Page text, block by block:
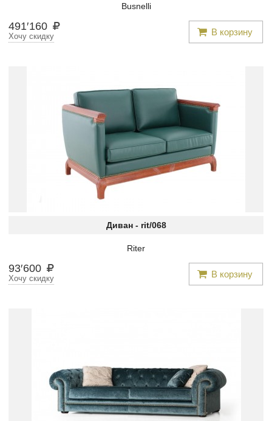
Busnelli
491′160 В корзину
Хочу скидку
Диван - rit/068
Riter
93′600 В корзину
Хочу скидку